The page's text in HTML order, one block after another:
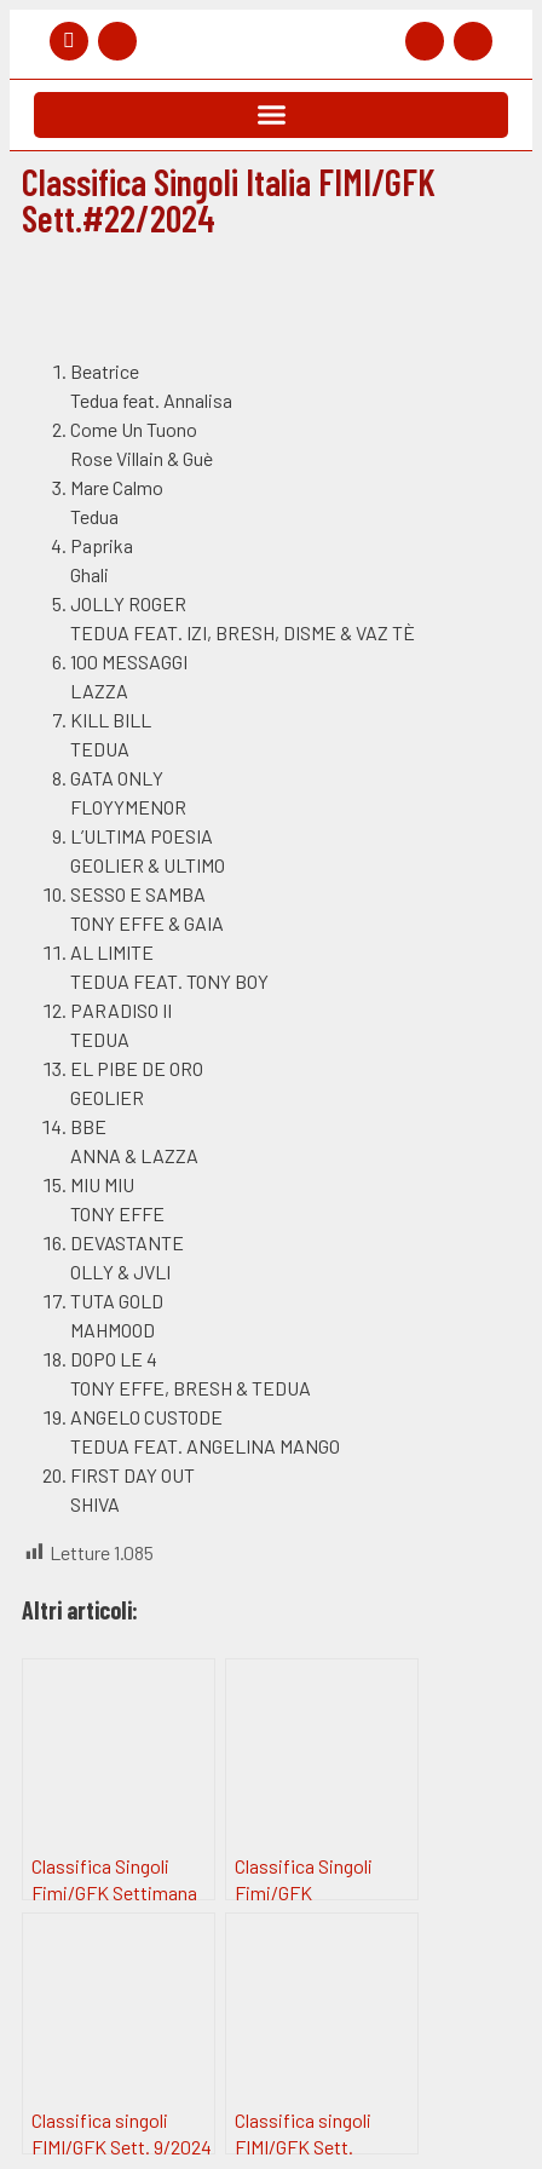
Classifica Singoli Italia FIMI/GFK
Sett.#22/2024
Beatrice
Tedua feat. Annalisa
Come Un Tuono
Rose Villain & Guè
Mare Calmo
Tedua
Paprika
Ghali
JOLLY ROGER
TEDUA FEAT. IZI, BRESH, DISME & VAZ TÈ
100 MESSAGGI
LAZZA
KILL BILL
TEDUA
GATA ONLY
FLOYYMENOR
L’ULTIMA POESIA
GEOLIER & ULTIMO
SESSO E SAMBA
TONY EFFE & GAIA
AL LIMITE
TEDUA FEAT. TONY BOY
PARADISO II
TEDUA
EL PIBE DE ORO
GEOLIER
BBE
ANNA & LAZZA
MIU MIU
TONY EFFE
DEVASTANTE
OLLY & JVLI
TUTA GOLD
MAHMOOD
DOPO LE 4
TONY EFFE, BRESH & TEDUA
ANGELO CUSTODE
TEDUA FEAT. ANGELINA MANGO
FIRST DAY OUT
SHIVA
Letture 1.085
Altri articoli:
Classifica Singoli
Fimi/GFK Settimana
Classifica Singoli
Fimi/GFK
Classifica singoli
FIMI/GFK Sett. 9/2024
Classifica singoli
FIMI/GFK Sett.